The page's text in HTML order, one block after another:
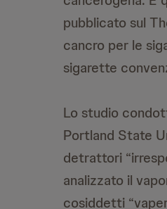
pubblicato sul
cancro per le
sigarette
Lo studio
Portland State
detrattori
analizzato il
cosiddetti